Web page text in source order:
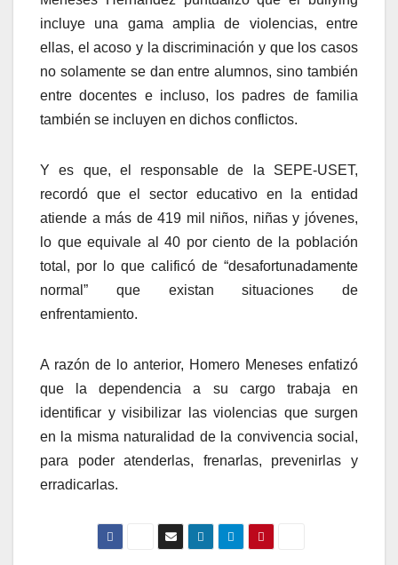
incluye una gama amplia de violencias, entre
ellas, el acoso y la discriminación y que los casos
no solamente se dan entre alumnos, sino también
entre docentes e incluso, los padres de familia
también se incluyen en dichos conflictos.
Y es que, el responsable de la SEPE-USET,
recordó que el sector educativo en la entidad
atiende a más de 419 mil niños, niñas y jóvenes,
lo que equivale al 40 por ciento de la población
total, por lo que calificó de “desafortunadamente
normal” que existan situaciones de
enfrentamiento.
A razón de lo anterior, Homero Meneses enfatizó
que la dependencia a su cargo trabaja en
identificar y visibilizar las violencias que surgen
en la misma naturalidad de la convivencia social,
para poder atenderlas, frenarlas, prevenirlas y
erradicarlas.